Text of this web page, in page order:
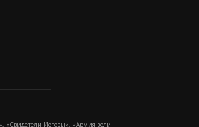
«Свидетели Иеговы», «Армия воли